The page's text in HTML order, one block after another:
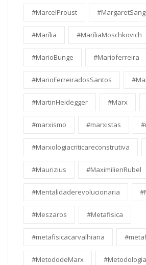
#MarcelProust
#Marília #MaríliaMoschkovich
#MarioBunge #Marioferreira
#MarioFerreiradosSantos
#MartinHeidegger #Marx
#marxismo #marxistas
#Marxologiacriticareconstrutiva
#Maurizius #MaximilienRubel
#Mentalidaderevolucionaria
#Meszaros #Metafisica
#metafisicacarvalhiana
#MetododeMarx